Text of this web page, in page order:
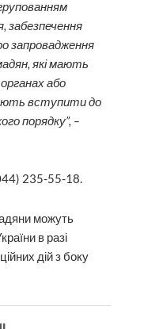
забезпечення
запровадження
які мають
або
вступити до
порядку”, –
235-55-18.
можуть
в разі
дій з боку